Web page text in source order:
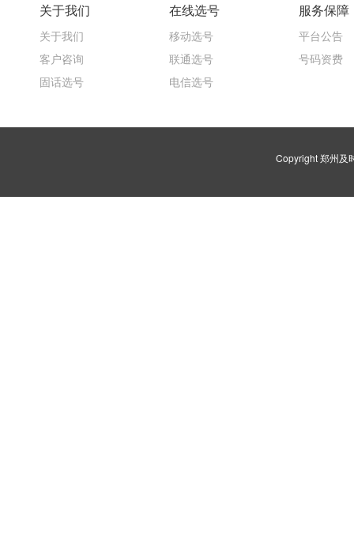
关于我们
关于我们
客户咨询
固话选号
在线选号
移动选号
联通选号
电信选号
服务保障
平台公告
号码资费
Copyright 郑州及